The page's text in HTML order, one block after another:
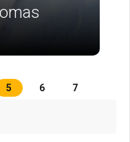
5 6
7